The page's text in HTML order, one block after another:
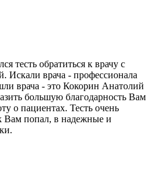
тесть обратиться к врачу с
Искали врача - профессионала
врача - это Кокорин Анатолий
большую благодарность Вам
о пациентах. Тесть очень
Вам попал, в надежные и